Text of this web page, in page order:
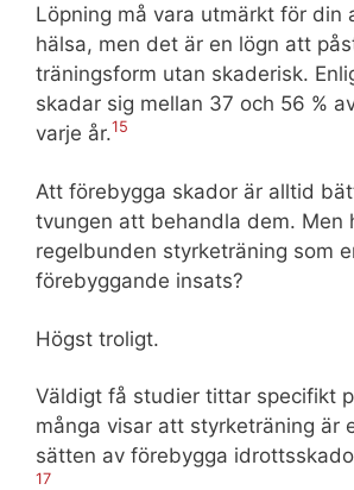
Löpning må vara utmärkt för din
hälsa, men det är en lögn att
träningsform utan skaderisk.
skadar sig mellan 37 och 56 %
varje år.15
Att förebygga skador är alltid
tvungen att behandla dem. Men
regelbunden styrketräning som
förebyggande insats?
Högst troligt.
Väldigt få studier tittar specifikt
många visar att styrketräning är
sätten av förebygga
17